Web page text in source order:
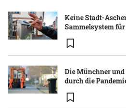
Keine Stadt-
Sammelsystem
Die Münchner
durch die